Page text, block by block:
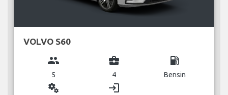
VOLVO S60
group
5
business_center
4
local_gas_station
Bensin
miscellaneous_services login